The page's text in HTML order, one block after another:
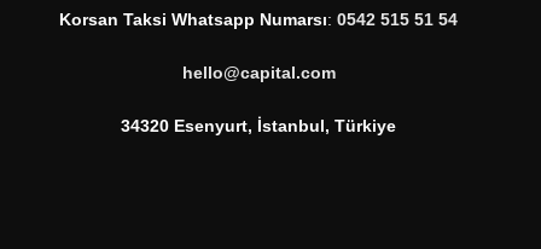
Korsan Taksi Whatsapp Numarsı: 0542 515 51 54
hello@capital.com
34320 Esenyurt, İstanbul, Türkiye